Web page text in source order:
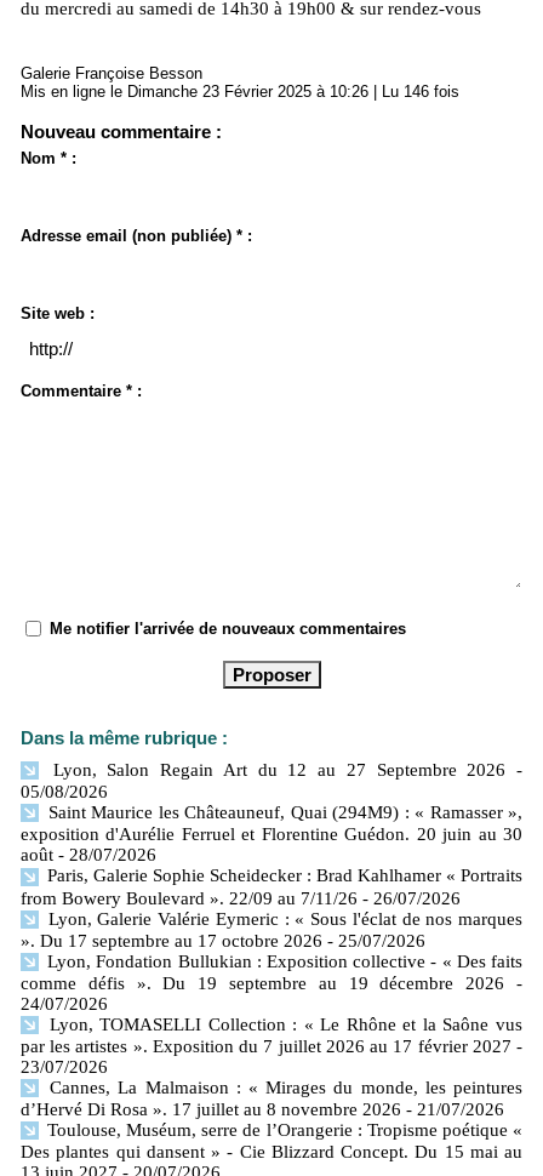
du mercredi au samedi de 14h30 à 19h00 & sur rendez-vous
Galerie Françoise Besson
Mis en ligne le Dimanche 23 Février 2025 à 10:26 | Lu 146 fois
Nouveau commentaire :
Nom * :
Adresse email (non publiée) * :
Site web :
Commentaire * :
Me notifier l'arrivée de nouveaux commentaires
Dans la même rubrique :
Lyon, Salon Regain Art du 12 au 27 Septembre 2026
-
05/08/2026
Saint Maurice les Châteauneuf, Quai (294M9) : « Ramasser »,
exposition d'Aurélie Ferruel et Florentine Guédon. 20 juin au 30
août - 28/07/2026
Paris, Galerie Sophie Scheidecker : Brad Kahlhamer « Portraits
from Bowery Boulevard ». 22/09 au 7/11/26 - 26/07/2026
Lyon, Galerie Valérie Eymeric : « Sous l'éclat de nos marques
». Du 17 septembre au 17 octobre 2026 - 25/07/2026
Lyon, Fondation Bullukian : Exposition collective - « Des faits
comme défis ». Du 19 septembre au 19 décembre 2026
-
24/07/2026
Lyon, TOMASELLI Collection : « Le Rhône et la Saône vus
par les artistes ». Exposition du 7 juillet 2026 au 17 février 2027 -
23/07/2026
Cannes, La Malmaison : « Mirages du monde, les peintures
d’Hervé Di Rosa ». 17 juillet au 8 novembre 2026 - 21/07/2026
Toulouse, Muséum, serre de l’Orangerie : Tropisme poétique «
Des plantes qui dansent » - Cie Blizzard Concept. Du 15 mai au